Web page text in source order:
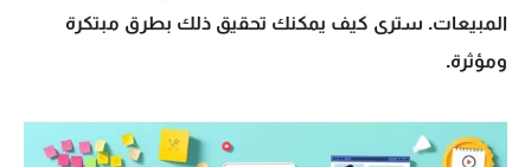
المبيعات. سترى كيف يمكنك تحقيق ذلك بطرق مبتكرة
ومؤثرة.